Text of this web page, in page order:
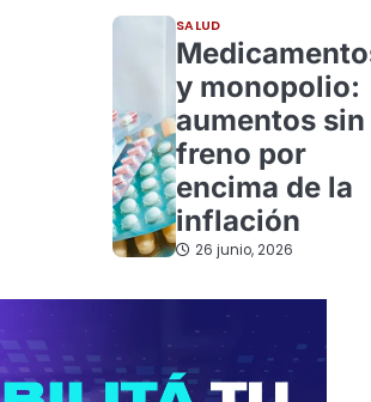
SALUD
y monopolio:
aumentos sin
freno por
encima de la
inflación
26 junio, 2026